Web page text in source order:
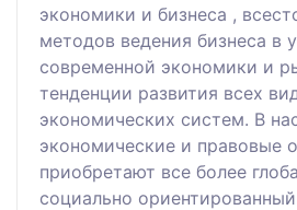
экономики и бизнеса ,
методов ведения бизнеса в
современной экономики и
тенденции развития всех
экономических систем. В
экономические и правовые
приобретают все более
социально